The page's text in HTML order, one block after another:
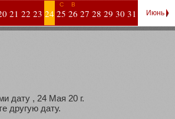
21 22 23 24
С
25
В
26 27 28 29 30 31 Июнь
дату , 24 Мая 20 г.
другую дату.